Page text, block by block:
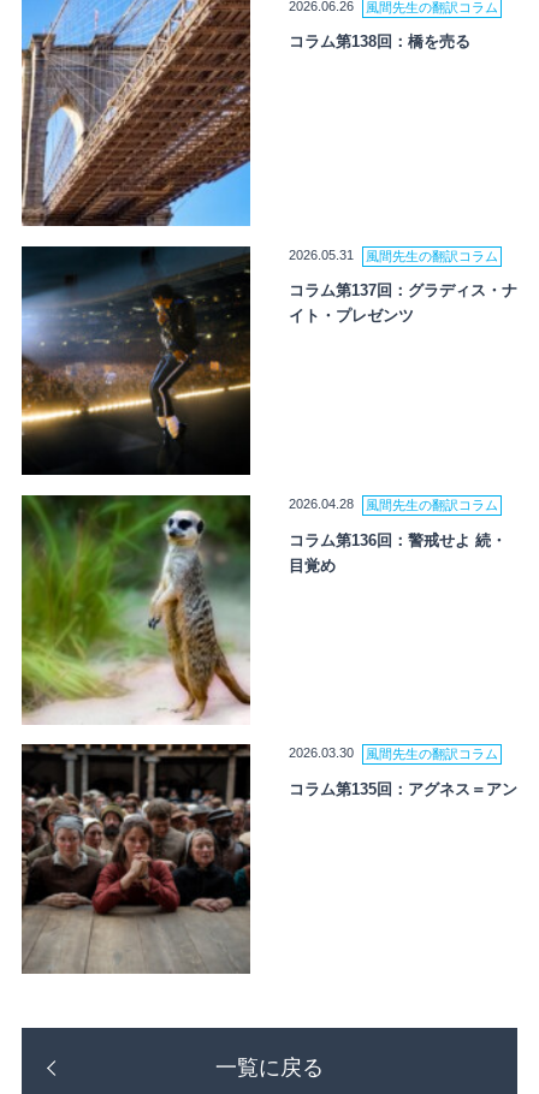
2026.06.26 風間先生の翻訳コラム
コラム第138回：橋を売る
2026.05.31 風間先生の翻訳コラム
コラム第137回：グラディス・ナ
イト・プレゼンツ
2026.04.28 風間先生の翻訳コラム
コラム第136回：警戒せよ 続・
目覚め
2026.03.30 風間先生の翻訳コラム
コラム第135回：アグネス＝アン
一覧に戻る